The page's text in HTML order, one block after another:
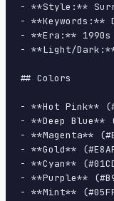
- **Style:**
-
- **Era:**
- **Light/
## Colors
- **Hot Pink**
- **Deep Blue**
- **Magenta**
- **Gold**
- **Cyan**
- **Purple**
- **Mint**